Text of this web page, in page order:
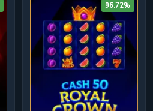
96.72%